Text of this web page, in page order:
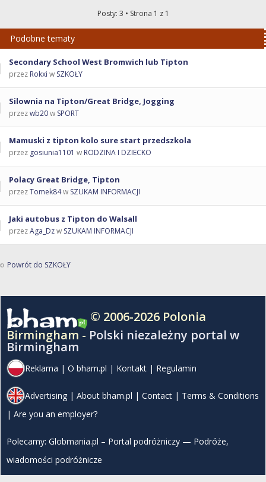
Posty: 3 • Strona 1 z 1
Podobne tematy
Secondary School West Bromwich lub Tipton
przez Rokxi w SZKOŁY
Silownia na Tipton/Great Bridge, Jogging
przezwb20w SPORT
Mamuski z tipton kolo sure start przedszkola
przez gosiunia1101 w RODZINA I DZIECKO
Polacy Great Bridge, Tipton
przezTomek84w SZUKAM INFORMACJI
Jaki autobus z Tipton do Walsall
przezAga_Dzw SZUKAM INFORMACJI
Powrót do SZKOŁY
© 2006-2026 Polonia
Birmingham - Polski niezależny portal w
Birmingham
Reklama | O bham.pl | Kontakt | Regulamin
Advertising | About bham.pl | Contact | Terms & Conditions
| Are you an employer?
Polecamy: Globmania.pl – Portal podróżniczy — Podróże,
wiadomości podróżnicze